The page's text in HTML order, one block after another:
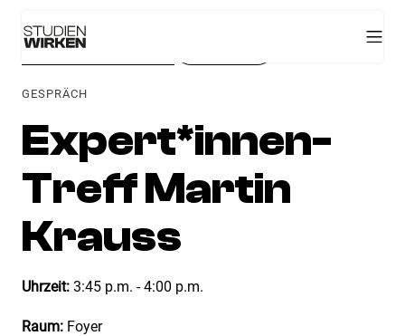
← Zuruck zur Agenda 2026
GESPRÄCH
Expert*innen-
Treff Martin
Krauss
Uhrzeit: 3:45 p.m. - 4:00 p.m.
Raum: Foyer